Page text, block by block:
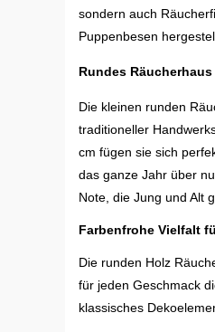
sondern auch
Puppenbesen
Rundes Räucherhaus
Die kleinen runden
traditioneller
cm fügen sie sich
das ganze Jahr über
Note, die Jung und Alt
Farbenfrohe Vielfalt
Die runden Holz
für jeden Geschmack
klassisches